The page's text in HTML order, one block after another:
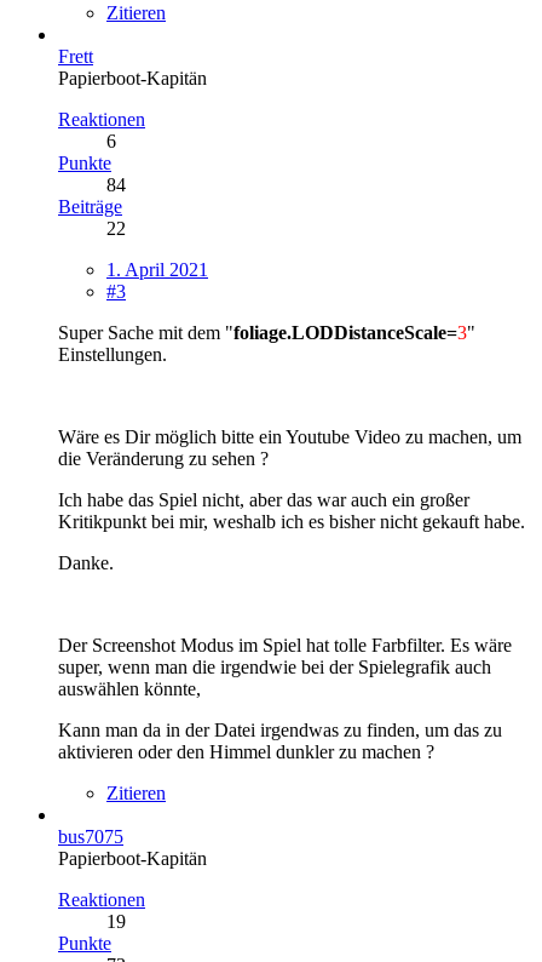
Zitieren
Frett
Papierboot-Kapitän
Reaktionen
6
Punkte
84
Beiträge
22
1. April 2021
#3
Super Sache mit dem "foliage.LODDistanceScale=3"
Einstellungen.
Wäre es Dir möglich bitte ein Youtube Video zu machen, um
die Veränderung zu sehen ?
Ich habe das Spiel nicht, aber das war auch ein großer
Kritikpunkt bei mir, weshalb ich es bisher nicht gekauft habe.
Danke.
Der Screenshot Modus im Spiel hat tolle Farbfilter. Es wäre
super, wenn man die irgendwie bei der Spielegrafik auch
auswählen könnte,
Kann man da in der Datei irgendwas zu finden, um das zu
aktivieren oder den Himmel dunkler zu machen ?
Zitieren
bus7075
Papierboot-Kapitän
Reaktionen
19
Punkte